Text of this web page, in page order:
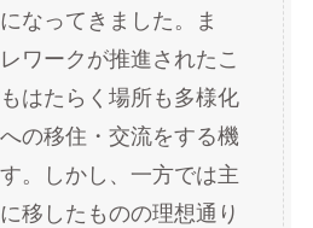
なってきました。ま
ワークが推進されたこ
はたらく場所も多様化
の移住・交流をする機
。しかし、一方では主
移したものの理想通り